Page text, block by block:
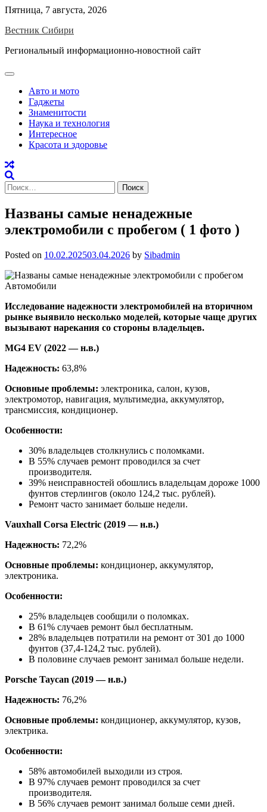
Skip
content
Пятница, 7 августа, 2026
Вестник Сибири
Региональный информационно-новостной сайт
Авто и мото
Гаджеты
Знаменитости
Наука и технология
Интересное
Красота и здоровье
Найти:
Названы самые ненадежные
электромобили с пробегом ( 1 фото )
Posted on 10.02.202503.04.2026 by Sibadmin
Исследование надежности электромобилей на вторичном
рынке выявило несколько моделей, которые чаще других
вызывают нарекания со стороны владельцев.
MG4 EV (2022 — н.в.)
Надежность: 63,8%
Основные проблемы: электроника, салон, кузов,
электромотор, навигация, мультимедиа, аккумулятор,
трансмиссия, кондиционер.
Особенности:
30% владельцев столкнулись с поломками.
В 55% случаев ремонт проводился за счет
производителя.
39% неисправностей обошлись владельцам дороже 1000
фунтов стерлингов (около 124,2 тыс. рублей).
Ремонт часто занимает больше недели.
Vauxhall Corsa Electric (2019 — н.в.)
Надежность: 72,2%
Основные проблемы: кондиционер, аккумулятор,
электроника.
Особенности:
25% владельцев сообщили о поломках.
В 61% случаев ремонт был бесплатным.
28% владельцев потратили на ремонт от 301 до 1000
фунтов (37,4-124,2 тыс. рублей).
В половине случаев ремонт занимал больше недели.
Porsche Taycan (2019 — н.в.)
Надежность: 76,2%
Основные проблемы: кондиционер, аккумулятор, кузов,
электрика.
Особенности:
58% автомобилей выходили из строя.
В 97% случаев ремонт проводился за счет
производителя.
В 56% случаев ремонт занимал больше семи дней.